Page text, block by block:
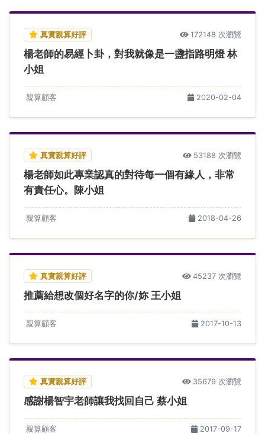
真實親算好評 172148 次瀏覽
楊老師的易經卜卦，對我就像是一盞指路明燈 林
小姐
親算顧客 2020-02-04
真實親算好評 53188 次瀏覽
楊老師如此專業認真的對待每一個有緣人，非常
有責任心。陳小姐
親算顧客 2018-04-26
真實親算好評 45237 次瀏覽
推薦給想改個好名字的你/妳 王小姐
親算顧客 2017-10-13
真實親算好評 35679 次瀏覽
感謝楊智宇老師讓我找回自己 蔡小姐
親算顧客 2017-09-17